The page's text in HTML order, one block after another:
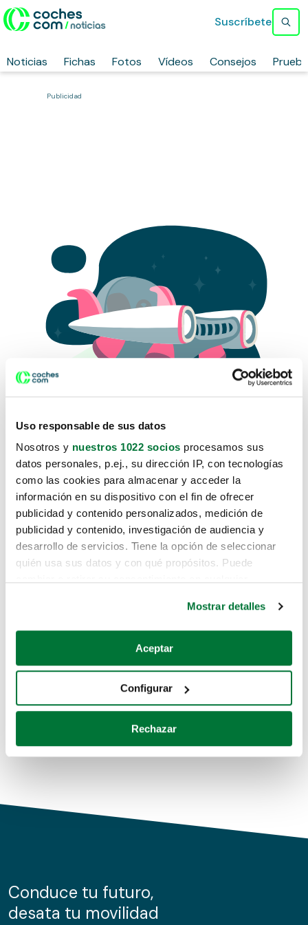
Uso responsable de sus datos
Nosotros y nuestros 1022 socios procesamos sus
datos personales, p.ej., su dirección IP, con tecnologías
como las cookies para almacenar y acceder la
información en su dispositivo con el fin de ofrecer
publicidad y contenido personalizados, medición de
publicidad y contenido, investigación de audiencia y
desarrollo de servicios. Tiene la opción de seleccionar
quién usa sus datos y con qué propósitos. Puede
Si lo permite, también quisiéramos:
Recopilar información sobre su ubicación geográfica
Identificar su dispositivo analizándolo activamente
para buscar características específicas (huellas
Obtenga más información sobre cómo se procesan sus
de cookies.
información sobre el uso que haga del sitio web con
nuestros partners de redes sociales, publicidad y análisis
Mostrar detalles
Aceptar
Configurar
Rechazar
Noticias Fichas Fotos Vídeos Consejos
Suscríbete
Publicidad
Lo sentimos, no sabemos como
te hemos traido hasta aquí.
Pero puedes encontrar el coche que estás
buscando en alguno de estos enlaces:
Coches de segunda mano
Coches de km0
Conduce tu futuro,
desata tu movilidad